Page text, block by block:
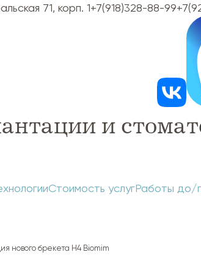
71, корп. 1+7(918)328-88-99
и
Стоимость услугРаботы до/
нового брекета H4 Biomim